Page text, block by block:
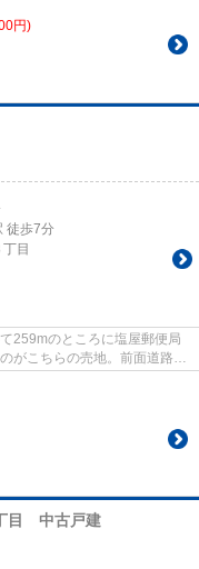
円)
徒歩7分
丁目
259mのところに塩屋郵便局
がこちらの売地。前面道路6m
目 中古戸建